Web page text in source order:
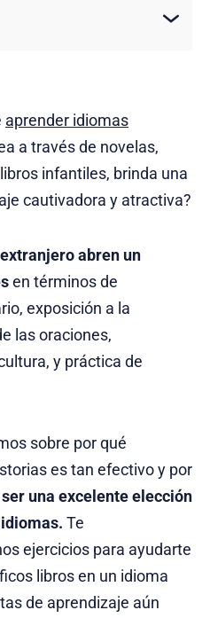
aprender idiomas
a través de novelas,
infantiles, brinda una
cautivadora y atractiva?
abren un
en términos de
exposición a la
las oraciones,
y práctica de
sobre por qué
es tan efectivo y por
una excelente elección
Te
ejercicios para ayudarte
libros en un idioma
de aprendizaje aún